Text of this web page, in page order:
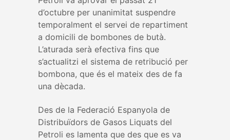
d’octubre per unanimitat suspendre
temporalment el servei de repartiment
a domicili de bombones de butà.
L’aturada serà efectiva fins que
s’actualitzi el sistema de retribució per
bombona, que és el mateix des de fa
una dècada.
Des de la Federació Espanyola de
Distribuïdors de Gasos Liquats del
Petroli es lamenta que des que es va